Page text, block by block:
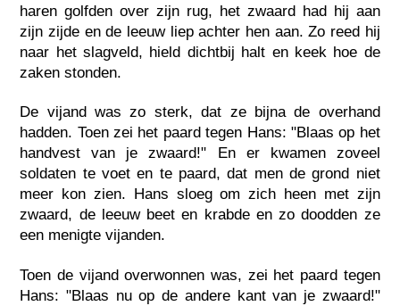
haren golfden over zijn rug, het zwaard had hij aan
zijn zijde en de leeuw liep achter hen aan. Zo reed hij
naar het slagveld, hield dichtbij halt en keek hoe de
zaken stonden.
De vijand was zo sterk, dat ze bijna de overhand
hadden. Toen zei het paard tegen Hans: "Blaas op het
handvest van je zwaard!" En er kwamen zoveel
soldaten te voet en te paard, dat men de grond niet
meer kon zien. Hans sloeg om zich heen met zijn
zwaard, de leeuw beet en krabde en zo doodden ze
een menigte vijanden.
Toen de vijand overwonnen was, zei het paard tegen
Hans: "Blaas nu op de andere kant van je zwaard!"